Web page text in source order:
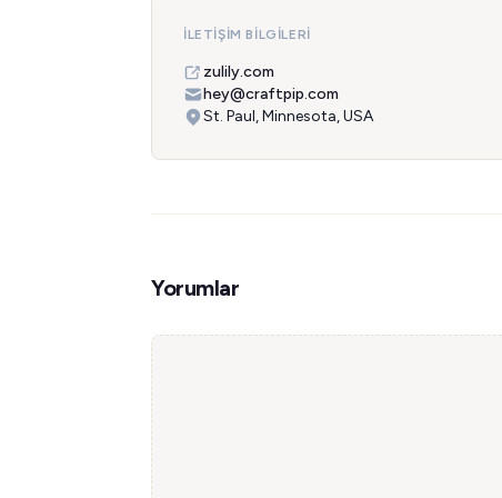
İLETIŞIM BILGILERI
zulily.com
hey@craftpip.com
St. Paul, Minnesota, USA
Yorumlar